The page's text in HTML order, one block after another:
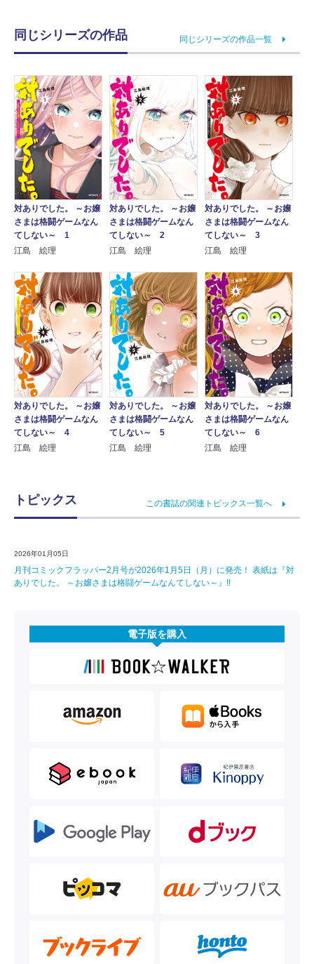
同じシリーズの作品 同じシリーズの作品一覧
対ありでした。 ～お嬢
さまは格闘ゲームなん
てしない～ 1
江島 絵理
対ありでした。 ～お嬢
さまは格闘ゲームなん
てしない～ 2
江島 絵理
対ありでした。 ～お嬢
さまは格闘ゲームなん
てしない～ 3
江島 絵理
対ありでした。 ～お嬢
さまは格闘ゲームなん
てしない～ 4
江島 絵理
対ありでした。 ～お嬢
さまは格闘ゲームなん
てしない～ 5
江島 絵理
対ありでした。 ～お嬢
さまは格闘ゲームなん
てしない～ 6
江島 絵理
トピックス この書誌の関連トピックス一覧へ
2026年01月05日
月刊コミックフラッパー2月号が2026年1月5日（月）に発売！ 表紙は『対
ありでした。 ～お嬢さまは格闘ゲームなんてしない～』!!
電子版を購入